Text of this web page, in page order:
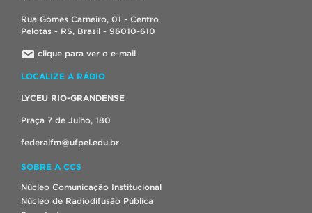
Rua Gomes Carneiro, 01 - Centro
Pelotas - RS, Brasil - 96010-610
clique para ver o e-mail
LOCALIZE A RÁDIO
LYCEU RIO-GRANDENSE
Praça 7 de Julho, 180
federalfm@ufpel.edu.br
SOBRE A CCS
Núcleo Comunicação Institucional
Núcleo de Radiodifusão Pública